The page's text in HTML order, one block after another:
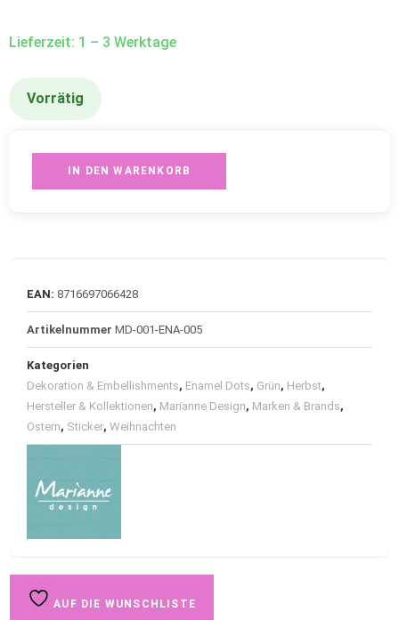
Lieferzeit: 1 – 3 Werktage
Vorrätig
IN DEN WARENKORB
EAN: 8716697066428
Artikelnummer MD-001-ENA-005
Kategorien
Dekoration & Embellishments, Enamel Dots, Grün, Herbst,
Hersteller & Kollektionen, Marianne Design, Marken & Brands,
Ostern, Sticker, Weihnachten
AUF DIE WUNSCHLISTE